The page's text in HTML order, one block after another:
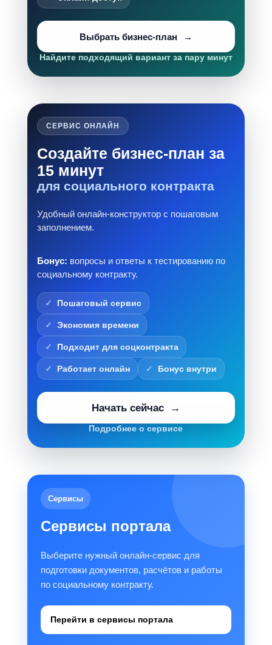
Выбрать бизнес-план
Найдите подходящий вариант за пару минут
СЕРВИС ОНЛАЙН
Создайте бизнес-план за
15 минут
для социального контракта
Удобный онлайн-конструктор с пошаговым
заполнением.
Бонус: вопросы и ответы к тестированию по
социальному контракту.
Пошаговый сервис
Экономия времени
Подходит для соцконтракта
Работает онлайн Бонус внутри
Начать сейчас
Подробнее о сервисе
Сервисы
Сервисы портала
Выберите нужный онлайн-сервис для
подготовки документов, расчётов и работы
по социальному контракту.
Перейти в сервисы портала